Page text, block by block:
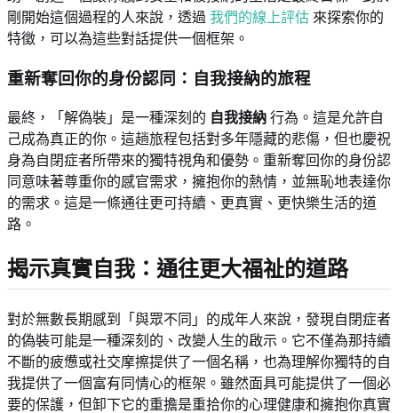
剛開始這個過程的人來說，透過 我們的線上評估 來探索你的
特徵，可以為這些對話提供一個框架。
重新奪回你的身份認同：自我接納的旅程
最終，「解偽裝」是一種深刻的 自我接納 行為。這是允許自
己成為真正的你。這趟旅程包括對多年隱藏的悲傷，但也慶祝
身為自閉症者所帶來的獨特視角和優勢。重新奪回你的身份認
同意味著尊重你的感官需求，擁抱你的熱情，並無恥地表達你
的需求。這是一條通往更可持續、更真實、更快樂生活的道
路。
揭示真實自我：通往更大福祉的道路
對於無數長期感到「與眾不同」的成年人來說，發現自閉症者
的偽裝可能是一種深刻的、改變人生的啟示。它不僅為那持續
不斷的疲憊或社交摩擦提供了一個名稱，也為理解你獨特的自
我提供了一個富有同情心的框架。雖然面具可能提供了一個必
要的保護，但卸下它的重擔是重拾你的心理健康和擁抱你真實